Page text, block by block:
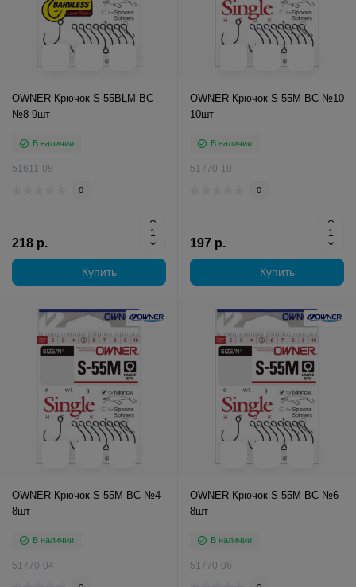
OWNER Крючок S-55BLM BC
№8 9шт
В наличии
51611-08
0
218 р.
Купить
OWNER Крючок S-55M BC №10
10шт
В наличии
51770-10
0
197 р.
Купить
OWNER Крючок S-55M BC №4
8шт
В наличии
51770-04
OWNER Крючок S-55M BC №6
8шт
В наличии
51770-06